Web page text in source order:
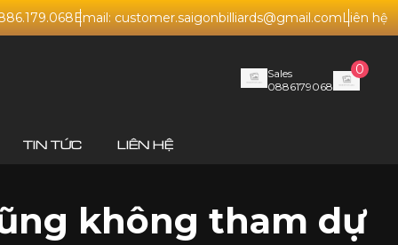
Email: customer.saigonbilliards@gmail.comLiên hệ
Sales
0886179068
0
TIN TỨC LIÊN HỆ
không tham dự